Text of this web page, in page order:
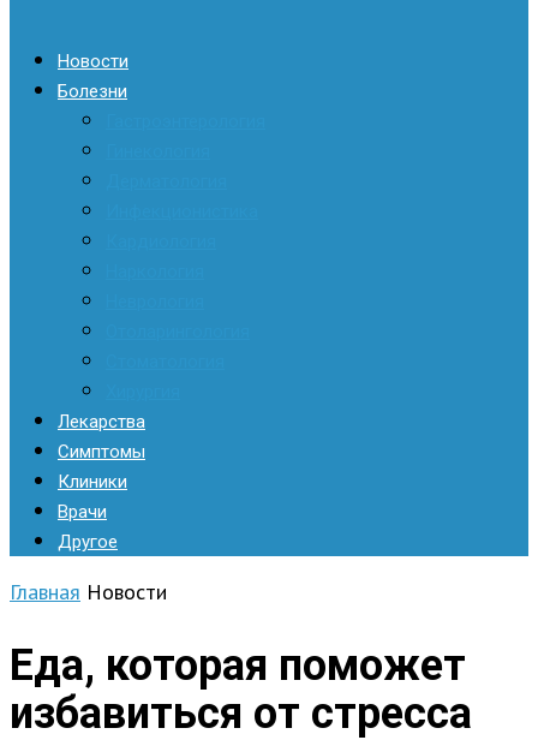
Новости
Болезни
Лекарства
Симптомы
Клиники
Врачи
Другое
Главная Новости
Еда, которая поможет
избавиться от стресса